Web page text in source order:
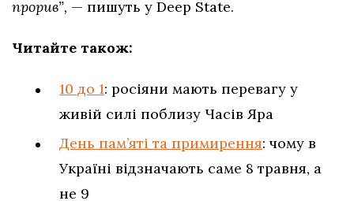
прорив”, — пишуть у Deep State.
Читайте також:
10 до 1: росіяни мають перевагу у
живій силі поблизу Часів Яра
День пам’яті та примирення: чому в
Україні відзначають саме 8 травня, а
не 9